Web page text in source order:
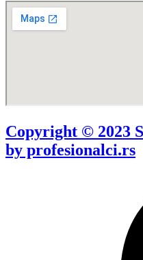
Copyright © 2023
by profesionalci.rs